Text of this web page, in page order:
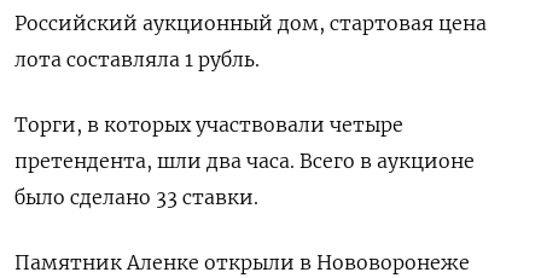
Российский аукционный дом, стартовая цена
лота составляла 1 рубль.
Торги, в которых участвовали четыре
претендента, шли два часа. Всего в аукционе
было сделано 33 ставки.
Памятник Аленке открыли в Нововоронеже